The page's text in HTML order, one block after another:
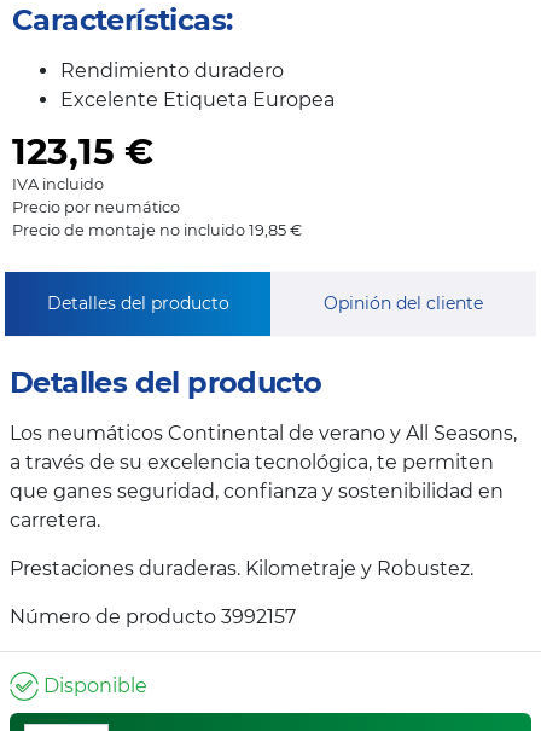
Características:
Rendimiento duradero
Excelente Etiqueta Europea
123,15 €
IVA incluido
Precio por neumático
Precio de montaje no incluido 19,85 €
Detalles del producto Opinión del cliente
Detalles del producto
Los neumáticos Continental de verano y All Seasons,
a través de su excelencia tecnológica, te permiten
que ganes seguridad, confianza y sostenibilidad en
carretera.
Prestaciones duraderas. Kilometraje y Robustez.
Número de producto 3992157
Disponible